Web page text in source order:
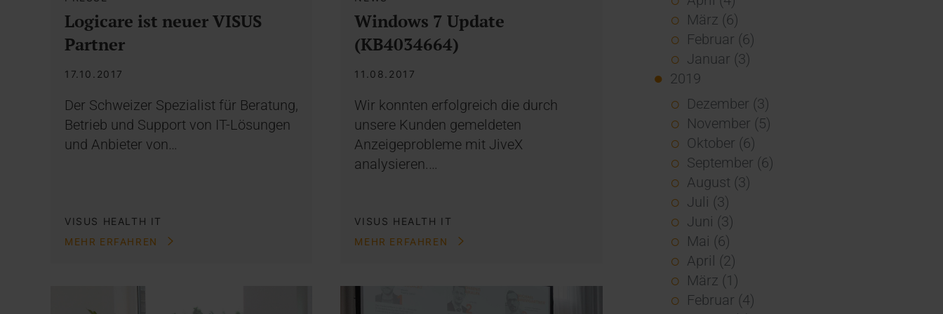
Logicare ist neuer VISUS
Partner
17.10.2017
Der Schweizer Spezialist für Beratung,
Betrieb und Support von IT-Lösungen
und Anbieter von…
VISUS HEALTH IT
MEHR ERFAHREN
Windows 7 Update
(KB4034664)
11.08.2017
Wir konnten erfolgreich die durch
unsere Kunden gemeldeten
Anzeigeprobleme mit JiveX
analysieren.…
VISUS HEALTH IT
MEHR ERFAHREN
März (6)
Februar (6)
Januar (3)
2019
Dezember (3)
November (5)
Oktober (6)
September (6)
August (3)
Juli (3)
Juni (3)
Mai (6)
April (2)
März (1)
Februar (4)